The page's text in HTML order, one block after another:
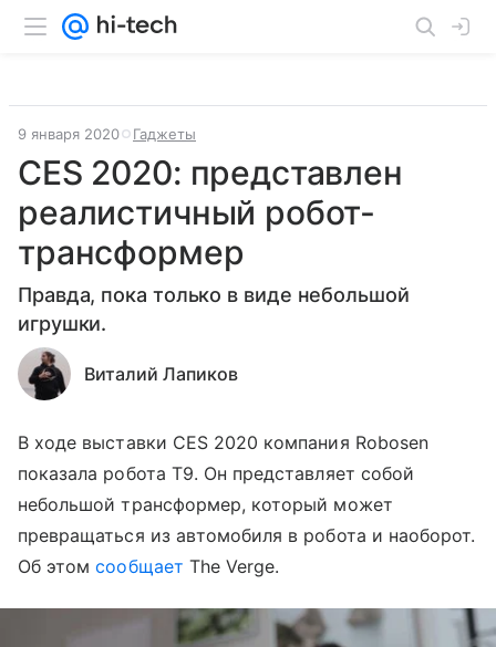
9 января 2020 Гаджеты
CES 2020: представлен
реалистичный робот-
трансформер
Правда, пока только в виде небольшой
игрушки.
Виталий Лапиков
В ходе выставки CES 2020 компания Robosen
показала робота T9. Он представляет собой
небольшой трансформер, который может
превращаться из автомобиля в робота и наоборот.
Об этомсообщает The Verge.